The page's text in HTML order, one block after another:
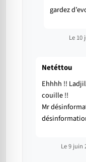
gardez
Le 10
Netéttou
Ehhhh !!
couille !!
Mr
Le 9 juin